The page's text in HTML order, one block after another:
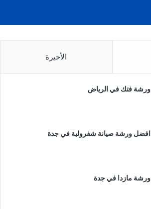
الأخيرة
ورشة فتك في الرياض
افضل ورشة صيانة شفرولية في جدة
ورشة مازدا في جدة